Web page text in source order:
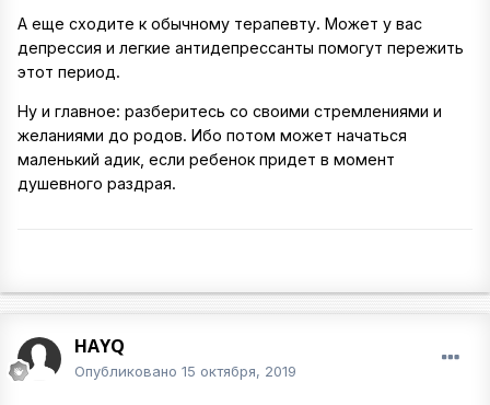
А еще сходите к обычному терапевту. Может у вас
депрессия и легкие антидепрессанты помогут пережить
этот период.
Ну и главное: разберитесь со своими стремлениями и
желаниями до родов. Ибо потом может начаться
маленький адик, если ребенок придет в момент
душевного раздрая.
HAYQ
Опубликовано 15 октября, 2019